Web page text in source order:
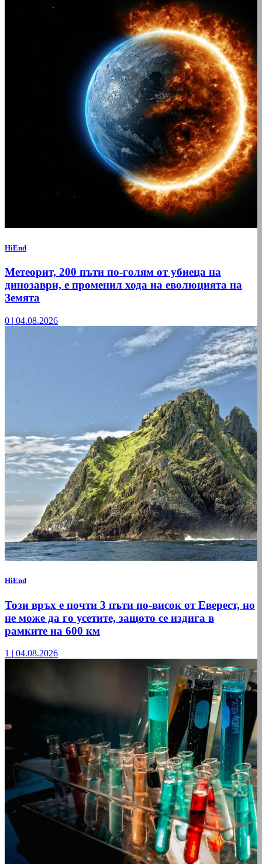
HiEnd
Метеорит, 200 пъти по-голям от убиеца на
динозаври, е променил хода на еволюцията на
Земята
0 | 04.08.2026
HiEnd
Този връх е почти 3 пъти по-висок от Еверест, но
не може да го усетите, защото се издига в
рамките на 600 км
1 | 04.08.2026